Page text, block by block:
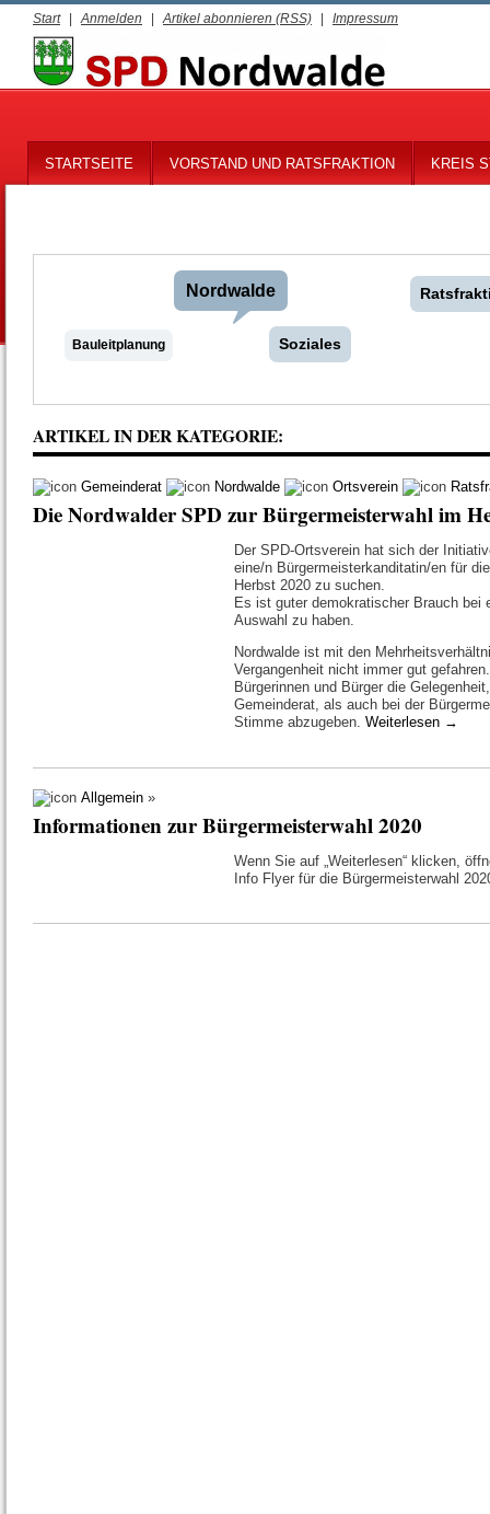
Start| Anmelden | Artikel abonnieren (RSS) | Impressum
STARTSEITE VORSTAND UND RATSFRAKTION KREIS
Nordwalde
Soziales
Bauleitplanung
ARTIKEL IN DER KATEGORIE:
Gemeinderat Nordwalde Ortsverein
Die Nordwalder SPD zur Bürgermeisterwahl im
Der SPD-Ortsverein hat sich der
eine/n Bürgermeisterkanditatin/en für
Herbst 2020 zu suchen.
Es ist guter demokratischer Brauch bei
Auswahl zu haben.
Nordwalde ist mit den
Vergangenheit nicht immer gut
Bürgerinnen und Bürger die
Gemeinderat, als auch bei der
Stimme abzugeben. Weiterlesen →
Allgemein »
Informationen zur Bürgermeisterwahl 2020
Wenn Sie auf „Weiterlesen“ klicken,
Info Flyer für die Bürgermeisterwahl